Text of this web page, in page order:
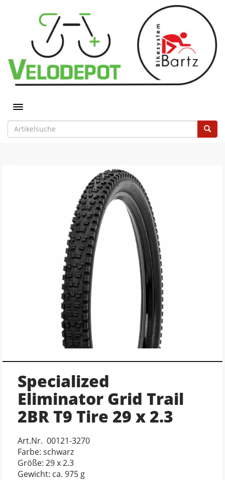
Toggle navigation
Specialized
Eliminator Grid Trail
2BR T9 Tire 29 x 2.3
Art.Nr. 00121-3270
Farbe: schwarz
Größe: 29 x 2.3
Gewicht: ca. 975 g